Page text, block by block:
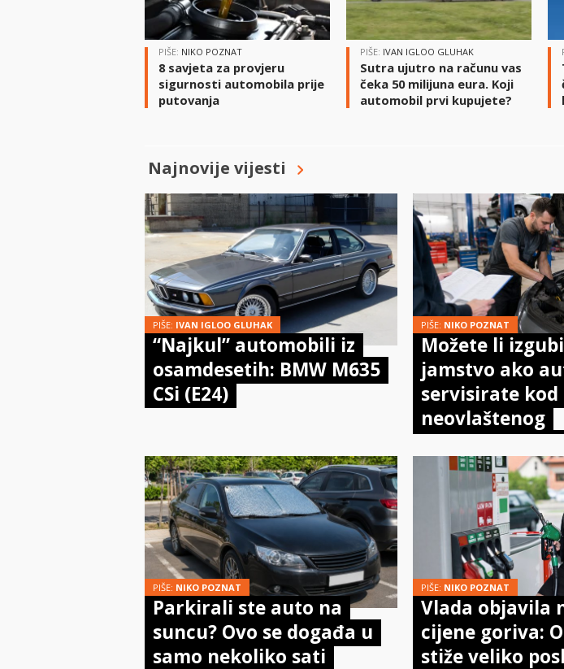
PIŠE: NIKO POZNAT
8 savjeta za provjeru
sigurnosti automobila prije
putovanja
PIŠE: IVAN IGLOO GLUHAK
Sutra ujutro na računu vas
čeka 50 milijuna eura. Koji
automobil prvi kupujete?
Najnovije vijesti
PIŠE: IVAN IGLOO GLUHAK
“Najkul” automobili iz
osamdesetih: BMW M635
CSi (E24)
PIŠE: NIKO POZNAT
Možete li
jamstvo ako
servisirate kod
neovlaštenog
doista kaže
PIŠE: NIKO POZNAT
Parkirali ste auto na
suncu? Ovo se događa u
samo nekoliko sati
PIŠE: NIKO POZNAT
Vlada objavila
cijene goriva:
stiže veliko